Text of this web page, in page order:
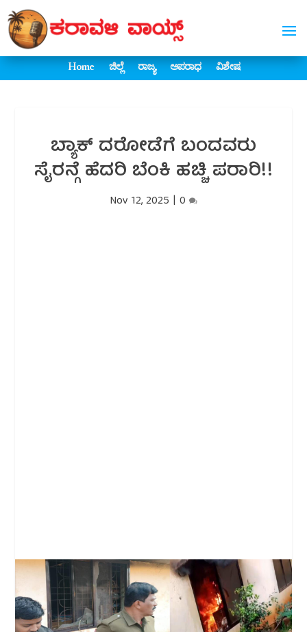
Home ಜಿಲ್ಲೆ ರಾಜ್ಯ ಅಪರಾಧ ವಿಶೇಷ
ಬ್ಯಾಕ್ ದರೋಡೆಗೆ ಬಂದವರು
ಸೈರನ್ಗೆ ಹೆದರಿ ಬೆಂಕಿ ಹಚ್ಚಿ ಪರಾರಿ!!
Nov 12, 2025 | 0